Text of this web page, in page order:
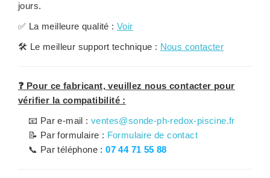
jours.
✅ La meilleure qualité : Voir
🛠️ Le meilleur support technique : Nous contacter
❓ Pour ce fabricant, veuillez nous contacter pour
vérifier la compatibilité :
📧 Par e-mail :ventes@sonde-ph-redox-piscine.fr
📝 Par formulaire : Formulaire de contact
📞 Par téléphone :07 44 71 55 88